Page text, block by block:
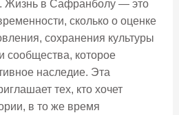
Жизнь в Сафранболу — это
сколько о оценке
сохранения культуры
которое
наследие. Эта
тех, кто хочет
в то же время